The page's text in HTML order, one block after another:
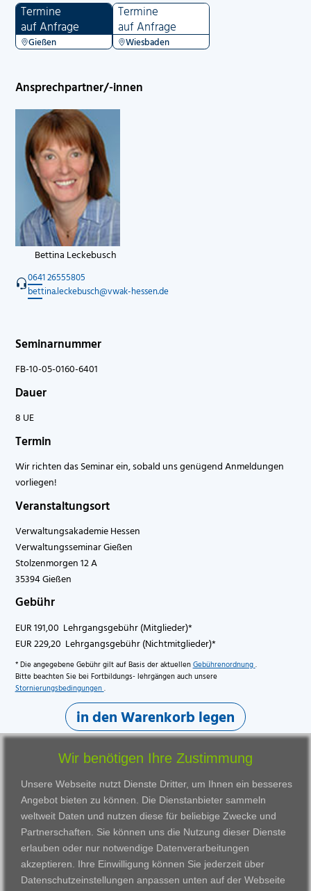
Termine
auf Anfrage
Gießen
Termine
auf Anfrage
Wiesbaden
Ansprechpartner/-innen
Bettina Leckebusch
0641 26555805
bettina.leckebusch@vwak-hessen.de
Seminarnummer
FB-10-05-0160-6401
Dauer
8 UE
Termin
Wir richten das Seminar ein, sobald uns genügend Anmeldungen
vorliegen!
Veranstaltungsort
Verwaltungsakademie Hessen
Verwaltungsseminar Gießen
Stolzenmorgen 12 A
35394 Gießen
Gebühr
EUR 191,00 Lehrgangsgebühr (Mitglieder)*
EUR 229,20 Lehrgangsgebühr (Nichtmitglieder)*
* Die angegebene Gebühr gilt auf Basis der aktuellenGebührenordnung.
Bitte beachten Sie bei Fortbildungs- lehrgängen auch unsere
Stornierungsbedingungen.
in den Warenkorb legen
VWAK
Karriere
Standorte
Darmstadt
Bildungsangebot
Ausbildung
Wir benötigen Ihre Zustimmung
Unsere Webseite nutzt Dienste Dritter, um Ihnen ein besseres
Angebot bieten zu können. Die Dienstanbieter sammeln
weltweit Daten und nutzen diese für beliebige Zwecke und
Partnerschaften. Sie können uns die Nutzung dieser Dienste
erlauben oder nur notwendige Datenverarbeitungen
akzeptieren. Ihre Einwilligung können Sie jederzeit über
Datenschutzeinstellungen anpassen unten auf der Webseite